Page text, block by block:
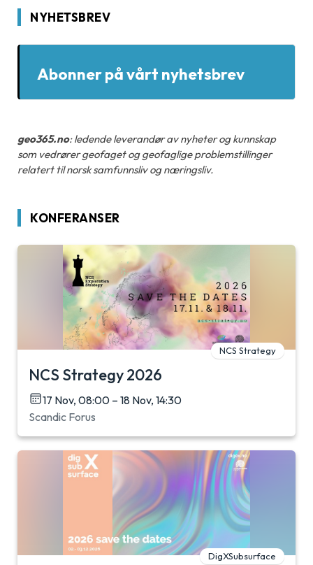
NYHETSBREV
Abonner på vårt nyhetsbrev
geo365.no: ledende leverandør av nyheter og kunnskap
som vedrører geofaget og geofaglige problemstillinger
relatert til norsk samfunnsliv og næringsliv.
KONFERANSER
NCS Strategy
NCS Strategy 2026
17 Nov, 08:00 – 18 Nov, 14:30
Scandic Forus
DigXSubsurface